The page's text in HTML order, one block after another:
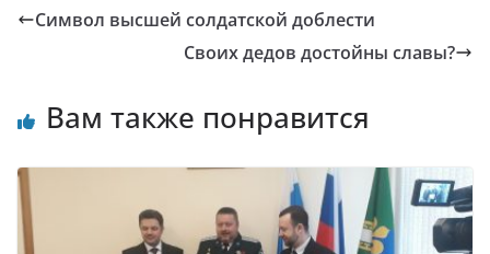
Символ высшей солдатской доблести
Своих дедов достойны славы?
Вам также понравится